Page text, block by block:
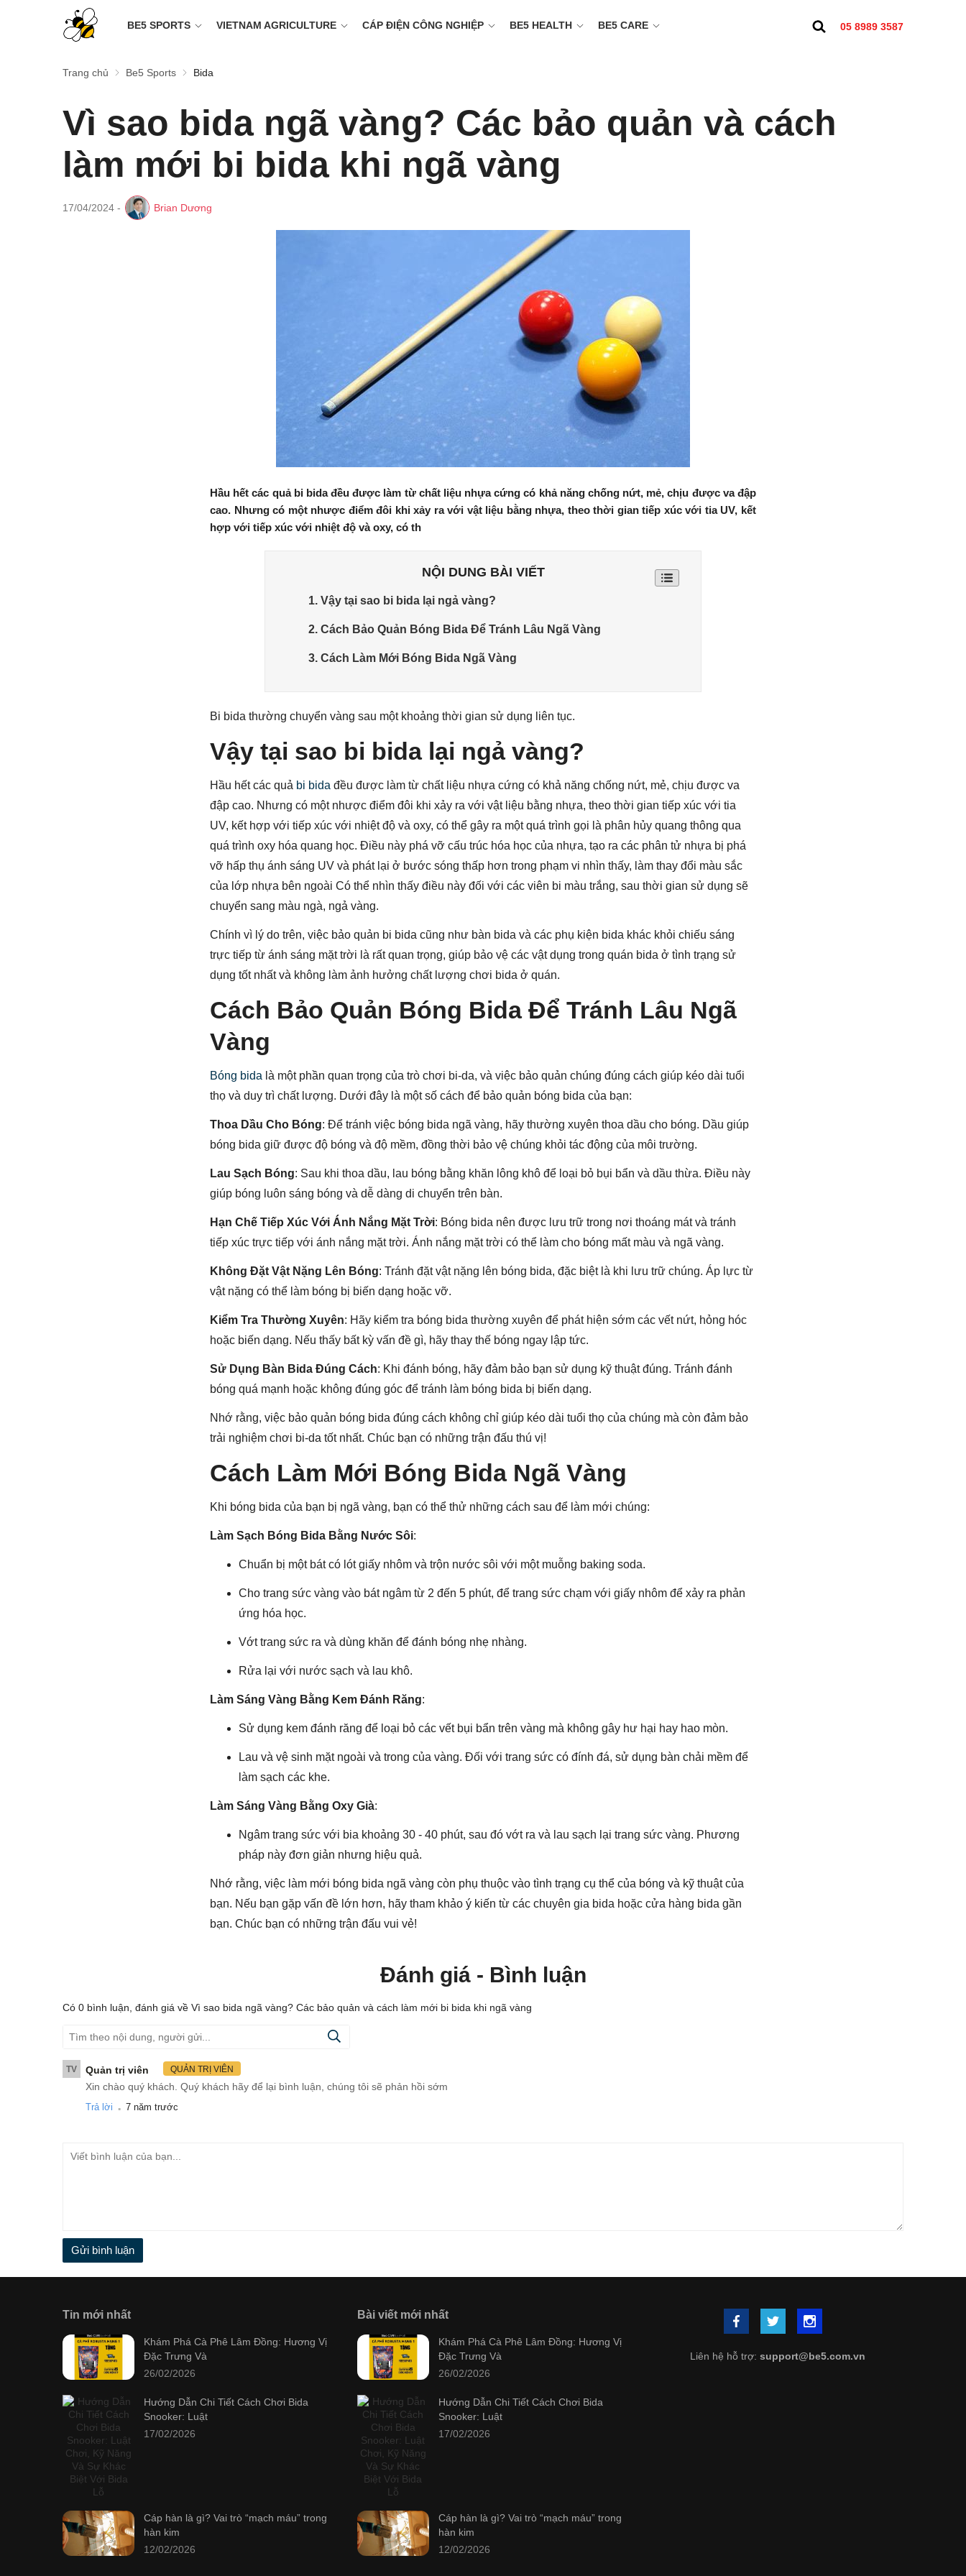
BE5 SPORTS VIETNAM AGRICULTURE CÁP ĐIỆN CÔNG NGHIỆP BE5 HEALTH BE5 CARE 05 8989 3587
Trang chủ Be5 Sports Bida
Vì sao bida ngã vàng? Các bảo quản và cách
làm mới bi bida khi ngã vàng
17/04/2024 - Brian Dương
Hầu hết các quả bi bida đều được làm từ chất liệu nhựa cứng có khả năng chống nứt, mẻ, chịu được va đập
cao. Nhưng có một nhược điểm đôi khi xảy ra với vật liệu bằng nhựa, theo thời gian tiếp xúc với tia UV, kết
hợp với tiếp xúc với nhiệt độ và oxy, có th
NỘI DUNG BÀI VIẾT
1. Vậy tại sao bi bida lại ngả vàng?
2. Cách Bảo Quản Bóng Bida Để Tránh Lâu Ngã Vàng
3. Cách Làm Mới Bóng Bida Ngã Vàng
Bi bida thường chuyển vàng sau một khoảng thời gian sử dụng liên tục.
Vậy tại sao bi bida lại ngả vàng?
Hầu hết các quả bi bida đều được làm từ chất liệu nhựa cứng có khả năng chống nứt, mẻ, chịu được va
đập cao. Nhưng có một nhược điểm đôi khi xảy ra với vật liệu bằng nhựa, theo thời gian tiếp xúc với tia
UV, kết hợp với tiếp xúc với nhiệt độ và oxy, có thể gây ra một quá trình gọi là phân hủy quang thông qua
quá trình oxy hóa quang học. Điều này phá vỡ cấu trúc hóa học của nhựa, tạo ra các phân tử nhựa bị phá
vỡ hấp thụ ánh sáng UV và phát lại ở bước sóng thấp hơn trong phạm vi nhìn thấy, làm thay đổi màu sắc
của lớp nhựa bên ngoài Có thể nhìn thấy điều này đối với các viên bi màu trắng, sau thời gian sử dụng sẽ
chuyển sang màu ngà, ngả vàng.
Chính vì lý do trên, việc bảo quản bi bida cũng như bàn bida và các phụ kiện bida khác khỏi chiếu sáng
trực tiếp từ ánh sáng mặt trời là rất quan trọng, giúp bảo vệ các vật dụng trong quán bida ở tình trạng sử
dụng tốt nhất và không làm ảnh hưởng chất lượng chơi bida ở quán.
Cách Bảo Quản Bóng Bida Để Tránh Lâu Ngã
Vàng
Bóng bida là một phần quan trọng của trò chơi bi-da, và việc bảo quản chúng đúng cách giúp kéo dài tuổi
thọ và duy trì chất lượng. Dưới đây là một số cách để bảo quản bóng bida của bạn:
Thoa Dầu Cho Bóng: Để tránh việc bóng bida ngã vàng, hãy thường xuyên thoa dầu cho bóng. Dầu giúp
bóng bida giữ được độ bóng và độ mềm, đồng thời bảo vệ chúng khỏi tác động của môi trường.
Lau Sạch Bóng: Sau khi thoa dầu, lau bóng bằng khăn lông khô để loại bỏ bụi bẩn và dầu thừa. Điều này
giúp bóng luôn sáng bóng và dễ dàng di chuyển trên bàn.
Hạn Chế Tiếp Xúc Với Ánh Nắng Mặt Trời: Bóng bida nên được lưu trữ trong nơi thoáng mát và tránh
tiếp xúc trực tiếp với ánh nắng mặt trời. Ánh nắng mặt trời có thể làm cho bóng mất màu và ngã vàng.
Không Đặt Vật Nặng Lên Bóng: Tránh đặt vật nặng lên bóng bida, đặc biệt là khi lưu trữ chúng. Áp lực từ
vật nặng có thể làm bóng bị biến dạng hoặc vỡ.
Kiểm Tra Thường Xuyên: Hãy kiểm tra bóng bida thường xuyên để phát hiện sớm các vết nứt, hỏng hóc
hoặc biến dạng. Nếu thấy bất kỳ vấn đề gì, hãy thay thế bóng ngay lập tức.
Sử Dụng Bàn Bida Đúng Cách: Khi đánh bóng, hãy đảm bảo bạn sử dụng kỹ thuật đúng. Tránh đánh
bóng quá mạnh hoặc không đúng góc để tránh làm bóng bida bị biến dạng.
Nhớ rằng, việc bảo quản bóng bida đúng cách không chỉ giúp kéo dài tuổi thọ của chúng mà còn đảm bảo
trải nghiệm chơi bi-da tốt nhất. Chúc bạn có những trận đấu thú vị!
Cách Làm Mới Bóng Bida Ngã Vàng
Khi bóng bida của bạn bị ngã vàng, bạn có thể thử những cách sau để làm mới chúng:
Làm Sạch Bóng Bida Bằng Nước Sôi:
Chuẩn bị một bát có lót giấy nhôm và trộn nước sôi với một muỗng baking soda.
Cho trang sức vàng vào bát ngâm từ 2 đến 5 phút, để trang sức chạm với giấy nhôm để xảy ra phản
ứng hóa học.
Vớt trang sức ra và dùng khăn để đánh bóng nhẹ nhàng.
Rửa lại với nước sạch và lau khô.
Làm Sáng Vàng Bằng Kem Đánh Răng:
Sử dụng kem đánh răng để loại bỏ các vết bụi bẩn trên vàng mà không gây hư hại hay hao mòn.
Lau và vệ sinh mặt ngoài và trong của vàng. Đối với trang sức có đính đá, sử dụng bàn chải mềm để
làm sạch các khe.
Làm Sáng Vàng Bằng Oxy Già:
Ngâm trang sức với bia khoảng 30 - 40 phút, sau đó vớt ra và lau sạch lại trang sức vàng. Phương
pháp này đơn giản nhưng hiệu quả.
Nhớ rằng, việc làm mới bóng bida ngã vàng còn phụ thuộc vào tình trạng cụ thể của bóng và kỹ thuật của
bạn. Nếu bạn gặp vấn đề lớn hơn, hãy tham khảo ý kiến từ các chuyên gia bida hoặc cửa hàng bida gần
bạn. Chúc bạn có những trận đấu vui vẻ!
Đánh giá - Bình luận
Có 0 bình luận, đánh giá về Vì sao bida ngã vàng? Các bảo quản và cách làm mới bi bida khi ngã vàng
TV Quản trị viên QUẢN TRỊ VIÊN
Xin chào quý khách. Quý khách hãy để lại bình luận, chúng tôi sẽ phản hồi sớm
Trả lời . 7 năm trước
Gửi bình luận
Tin mới nhất
Khám Phá Cà Phê Lâm Đồng: Hương Vị
Đặc Trưng Và
26/02/2026
Hướng Dẫn Chi Tiết Cách Chơi Bida
Snooker: Luật
17/02/2026
Cáp hàn là gì? Vai trò “mạch máu” trong
hàn kim
12/02/2026
Bài viết mới nhất
Khám Phá Cà Phê Lâm Đồng: Hương Vị
Đặc Trưng Và
26/02/2026
Hướng Dẫn Chi Tiết Cách Chơi Bida
Snooker: Luật
17/02/2026
Cáp hàn là gì? Vai trò “mạch máu” trong
hàn kim
12/02/2026
Liên hệ hỗ trợ: support@be5.com.vn